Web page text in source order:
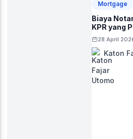
Mortgage
Biaya
KPR yang
28 April
Katon